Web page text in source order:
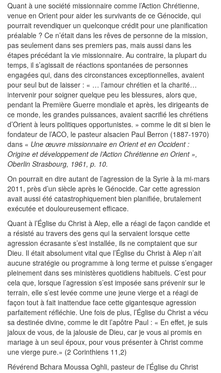
Quant à une société missionnaire comme l’Action Chrétienne,
venue en Orient pour aider les survivants de ce Génocide, qui
pourrait revendiquer un quelconque crédit pour une planification
préalable ? Ce n’était dans les rêves de personne de la mission,
pas seulement dans ses premiers pas, mais aussi dans les
étapes précédant la vie missionnaire. Au contraire, la plupart du
temps, il s’agissait de réactions spontanées de personnes
engagées qui, dans des circonstances exceptionnelles, avaient
pour seul but de laisser : « … l’amour chrétien et la charité…
intervenir pour soigner quelque peu les blessures, alors que,
pendant la Première Guerre mondiale et après, les dirigeants de
ce monde, les grandes puissances, avaient sacrifié les chrétiens
d’Orient à leurs politiques opportunistes. » comme le dit si bien le
fondateur de l’ACO, le pasteur alsacien Paul Berron (1887-1970)
dans « Une œuvre missionnaire en Orient et en Occident :
Origine et développement de l’Action Chrétienne en Orient »,
Oberlin Strasbourg, 1961, p. 10.
On pourrait en dire autant de l’agression de la Syrie à la mi-mars
2011, près d’un siècle après le Génocide. Car cette agression
avait aussi été catastrophiquement bien planifiée, brutalement
exécutée et douloureusement efficace.
Quant à l’Église du Christ à Alep, elle a réagi de façon candide et
a résisté au travers des gens qui la servaient lorsque cette
agression écrasante s’est installée, ils ne comptaient que sur
Dieu. Il était absolument vital que l’Église du Christ à Alep n’ait
aucune stratégie ou programme à long terme et puisse s’engager
pleinement dans ses ministères quotidiens habituels. C’est pour
cela que, lorsque l’agression s’est imposée sans prévenir sur le
terrain, elle s’est levée comme une jeune vierge et a réagi de
façon tout à fait inattendue face cette gigantesque agression
parfaitement réfléchie. Une fois de plus, l’Église du Christ a vécu
sa destinée divine, comme le dit l’apôtre Paul : « En effet, je suis
jaloux de vous, de la jalousie de Dieu, car je vous ai promis en
mariage à un seul époux, pour vous présenter à Christ comme
une vierge pure.» (2 Corinthiens 11,2)
Révérend Bchara Moussa Oghli, pasteur de l’Église du Christ